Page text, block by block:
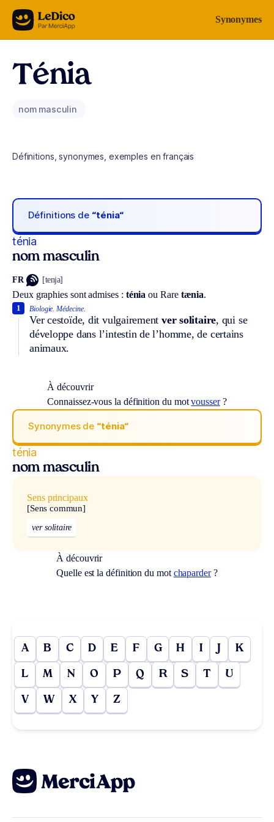
Aller au contenu Synonymes
Ténia
nom masculin
Définitions, synonymes, exemples en français
Définitions de “ténia“
ténia
nom masculin
FR [tenja]
Deux graphies sont admises : ténia ou Rare tænia.
Biologie. Médecine.
Ver cestoïde, dit vulgairementver solitaire, qui se
développe dans l’intestin de l’homme, de certains
animaux.
1
À découvrir
Connaissez-vous la définition du motvousser?
Synonymes de “ténia“
ténia
nom masculin
Sens principaux
[Sens commun]
ver solitaire
À découvrir
Quelle est la définition du mot chaparder?
A B C D E F G H I J K
L M N O P Q R S T U
V W X Y Z